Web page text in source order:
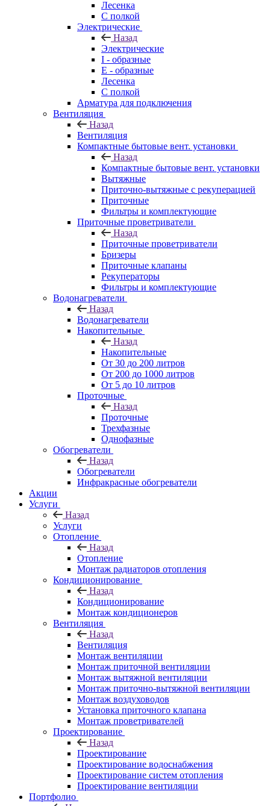
Лесенка
С полкой
Электрические
Назад
Электрические
I - образные
E - образные
Лесенка
С полкой
Арматура для подключения
Вентиляция
Назад
Вентиляция
Компактные бытовые вент. установки
Назад
Компактные бытовые вент. установки
Вытяжные
Приточно-вытяжные с рекуперацией
Приточные
Фильтры и комплектующие
Приточные проветриватели
Назад
Приточные проветриватели
Бризеры
Приточные клапаны
Рекуператоры
Фильтры и комплектующие
Водонагреватели
Назад
Водонагреватели
Накопительные
Назад
Накопительные
От 30 до 200 литров
От 200 до 1000 литров
От 5 до 10 литров
Проточные
Назад
Проточные
Трехфазные
Однофазные
Обогреватели
Назад
Обогреватели
Инфракрасные обогреватели
Акции
Услуги
Назад
Услуги
Отопление
Назад
Отопление
Монтаж радиаторов отопления
Кондиционирование
Назад
Кондиционирование
Монтаж кондиционеров
Вентиляция
Назад
Вентиляция
Монтаж вентиляции
Монтаж приточной вентиляции
Монтаж вытяжной вентиляции
Монтаж приточно-вытяжной вентиляции
Монтаж воздуховодов
Установка приточного клапана
Монтаж проветривателей
Проектирование
Назад
Проектирование
Проектирование водоснабжения
Проектирование систем отопления
Проектирование вентиляции
Портфолио